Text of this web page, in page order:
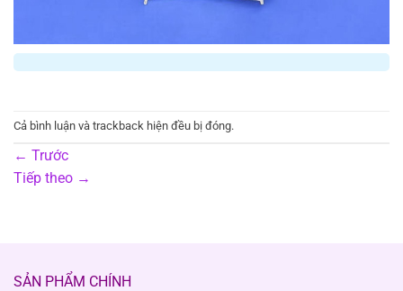
Cả bình luận và trackback hiện đều bị đóng.
← Trước
Tiếp theo →
SẢN PHẨM CHÍNH